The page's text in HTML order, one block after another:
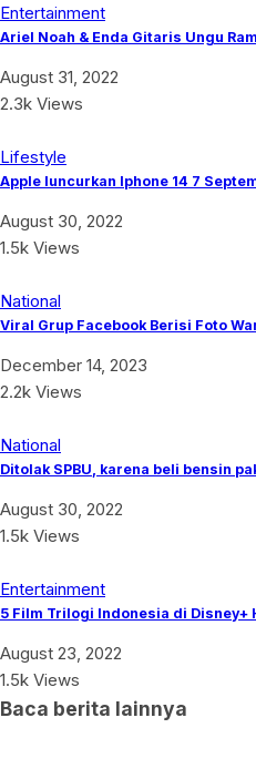
Entertainment
Ariel Noah & Enda Gitaris Ungu
August 31, 2022
2.3k Views
Lifestyle
Apple luncurkan Iphone 14 7
August 30, 2022
1.5k Views
National
Viral Grup Facebook Berisi Foto
December 14, 2023
2.2k Views
National
Ditolak SPBU, karena beli bensin
August 30, 2022
1.5k Views
Entertainment
5 Film Trilogi Indonesia di Disney+
August 23, 2022
1.5k Views
Baca berita lainnya